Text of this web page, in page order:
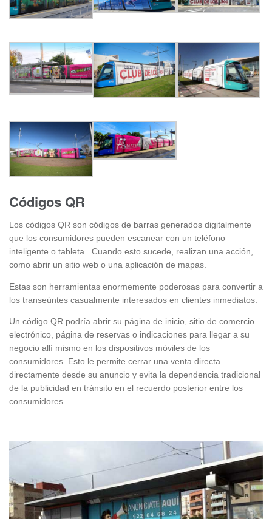
Códigos QR
Los códigos QR son códigos de barras generados digitalmente
que los consumidores pueden escanear con un teléfono
inteligente o tableta . Cuando esto sucede, realizan una acción,
como abrir un sitio web o una aplicación de mapas.
Estas son herramientas enormemente poderosas para convertir a
los transeúntes casualmente interesados en clientes inmediatos.
Un código QR podría abrir su página de inicio, sitio de comercio
electrónico, página de reservas o indicaciones para llegar a su
negocio allí mismo en los dispositivos móviles de los
consumidores. Esto le permite cerrar una venta directa
directamente desde su anuncio y evita la dependencia tradicional
de la publicidad en tránsito en el recuerdo posterior entre los
consumidores.